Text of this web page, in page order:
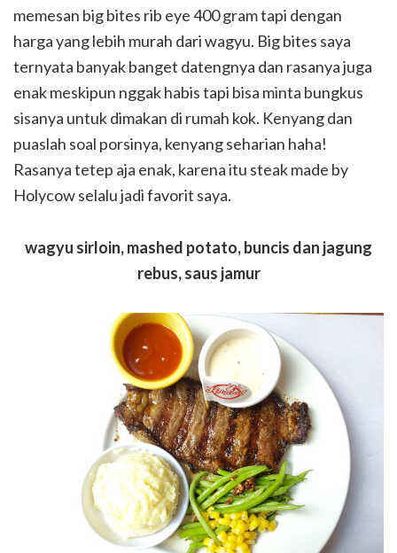
memesan big bites rib eye 400 gram tapi dengan
harga yang lebih murah dari wagyu. Big bites saya
ternyata banyak banget datengnya dan rasanya juga
enak meskipun nggak habis tapi bisa minta bungkus
sisanya untuk dimakan di rumah kok. Kenyang dan
puaslah soal porsinya, kenyang seharian haha!
Rasanya tetep aja enak, karena itu steak made by
Holycow selalu jadi favorit saya.
wagyu sirloin, mashed potato, buncis dan jagung
rebus, saus jamur